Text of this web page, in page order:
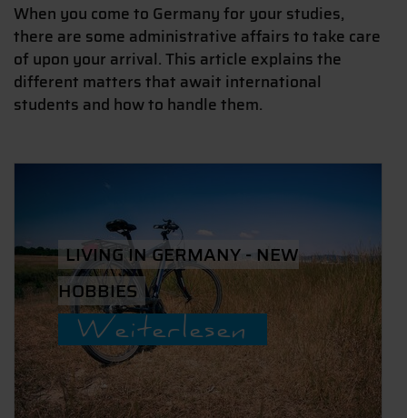
When you come to Germany for your studies,
there are some administrative affairs to take care
of upon your arrival. This article explains the
different matters that await international
students and how to handle them.
LIVING IN GERMANY - NEW
HOBBIES
Weiterlesen